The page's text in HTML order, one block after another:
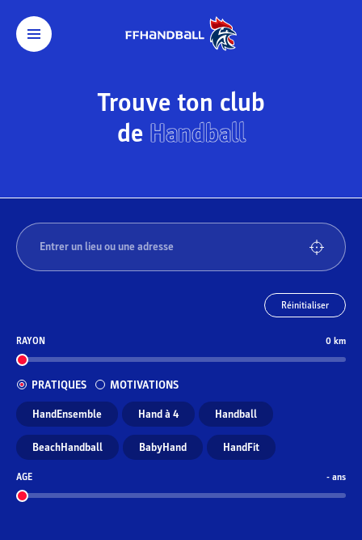
Trouve ton club
de Handball
Réinitialiser
RAYON 0 km
PRATIQUES MOTIVATIONS
HandEnsemble Hand à 4 Handball
BeachHandball BabyHand HandFit
AGE - ans